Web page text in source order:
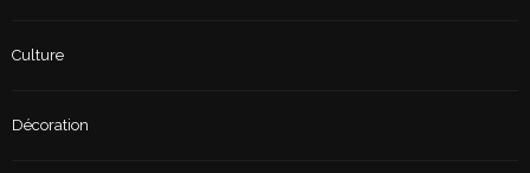
Culture
Décoration